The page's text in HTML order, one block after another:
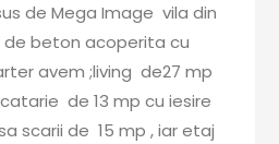
de Mega Image vila din
beton acoperita cu
avem ;living de27 mp
de 13 mp cu iesire
scarii de 15 mp , iar etaj